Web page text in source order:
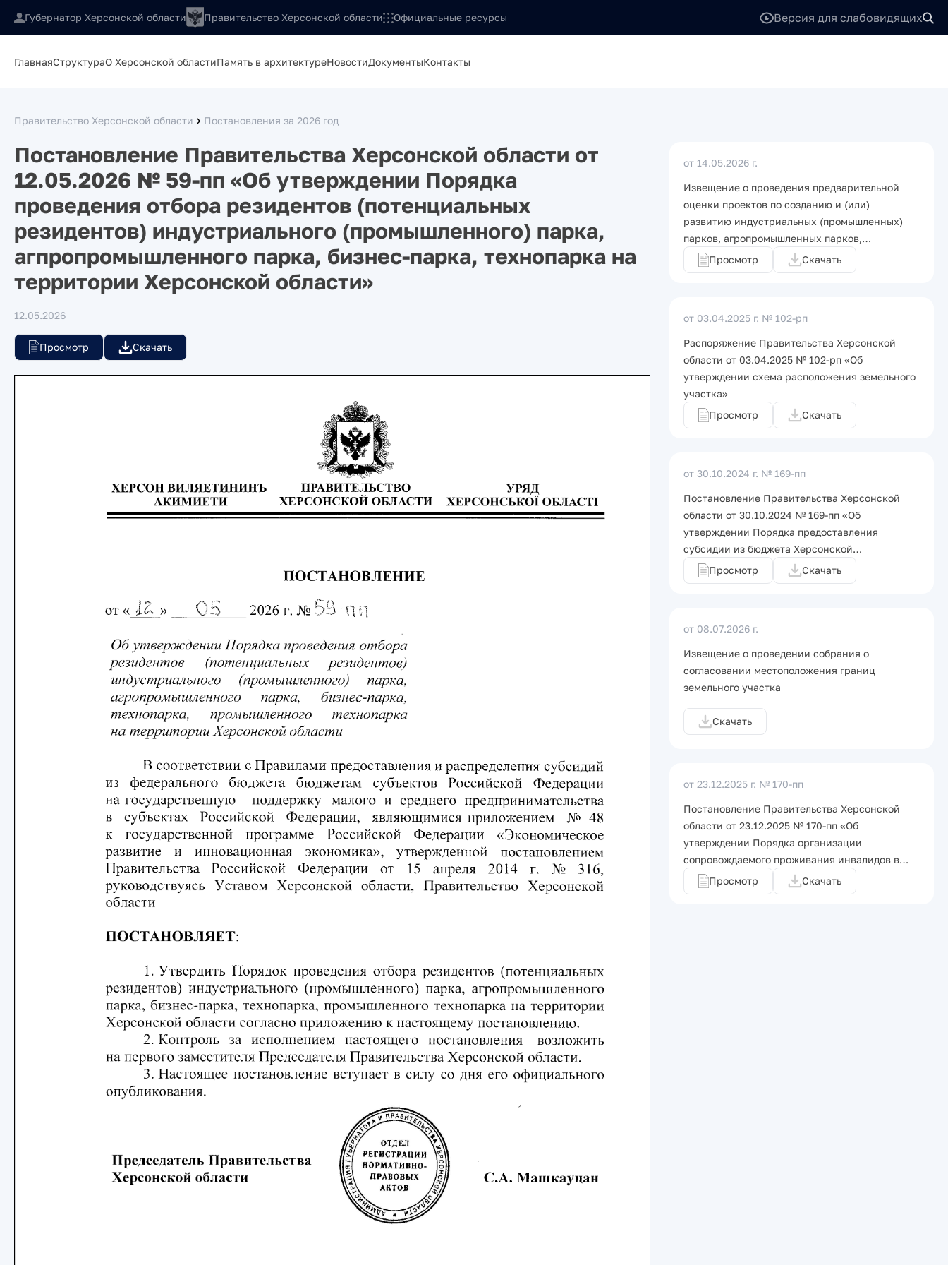
Губернатор Херсонской области Правительство Херсонской области Официальные ресурсы Версия для слабовидящих
ГлавнаяСтруктураО Херсонской областиПамять в архитектуреНовостиДокументыКонтакты
Правительство Херсонской области Постановления за 2026 год
Постановление Правительства Херсонской области от
12.05.2026 № 59-пп «Об утверждении Порядка
проведения отбора резидентов (потенциальных
резидентов) индустриального (промышленного) парка,
агпропромышленного парка, бизнес-парка, технопарка на
территории Херсонской области»
12.05.2026
Просмотр Скачать
от 14.05.2026 г.
Извещение о проведения предварительной
оценки проектов по созданию и (или)
развитию индустриальных (промышленных)
парков, агропромышленных парков,…
Просмотр
Скачать
от 03.04.2025 г. № 102-рп
Распоряжение Правительства Херсонской
области от 03.04.2025 № 102-рп «Об
утверждении схема расположения земельного
участка»
Просмотр
Скачать
от 30.10.2024 г. № 169-пп
Постановление Правительства Херсонской
области от 30.10.2024 № 169-пп «Об
утверждении Порядка предоставления
субсидии из бюджета Херсонской…
Просмотр
Скачать
от 08.07.2026 г.
Извещение о проведении собрания о
согласовании местоположения границ
земельного участка
Скачать
от 23.12.2025 г. № 170-пп
Постановление Правительства Херсонской
области от 23.12.2025 № 170-пп «Об
утверждении Порядка организации
сопровождаемого проживания инвалидов в…
Просмотр
Скачать